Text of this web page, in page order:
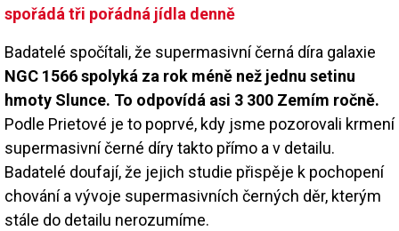
spořádá tři pořádná jídla denně
Badatelé spočítali, že supermasivní černá díra galaxie
NGC 1566 spolyká za rok méně než jednu setinu
hmoty Slunce. To odpovídá asi 3 300 Zemím ročně.
Podle Prietové je to poprvé, kdy jsme pozorovali krmení
supermasivní černé díry takto přímo a v detailu.
Badatelé doufají, že jejich studie přispěje k pochopení
chování a vývoje supermasivních černých děr, kterým
stále do detailu nerozumíme.